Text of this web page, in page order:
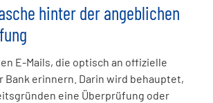
hinter der angeblichen
E-Mails, die optisch an offizielle
Bank erinnern. Darin wird behauptet,
eine Überprüfung oder